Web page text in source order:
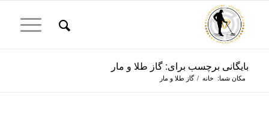
بایگانی برچسب برای: گاز طلا و مار
مکان شما: خانه / گاز طلا و مار